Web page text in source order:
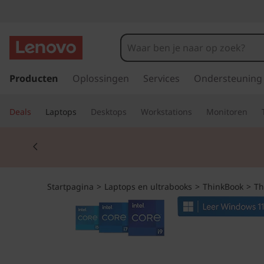
h
n
k
a
a
Producten Oplossingen Services Ondersteuning
Deals Laptops Desktops Workstations Monitoren
Startpagina > Laptops en ultrabooks > ThinkBook >